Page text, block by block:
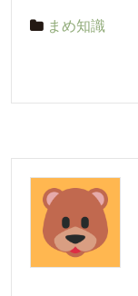
まめ知識